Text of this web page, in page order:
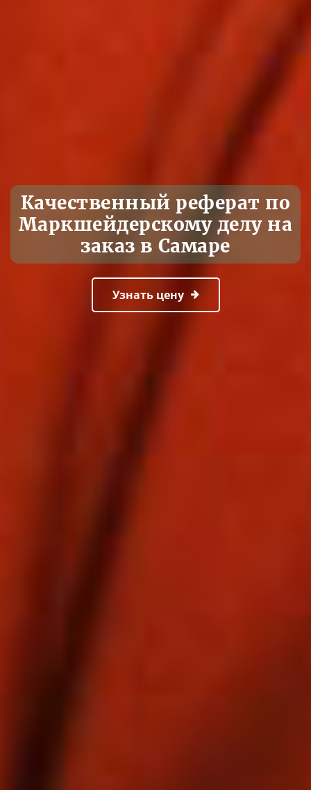
Качественный реферат по
Маркшейдерскому делу на
заказ в Самаре
Узнать цену